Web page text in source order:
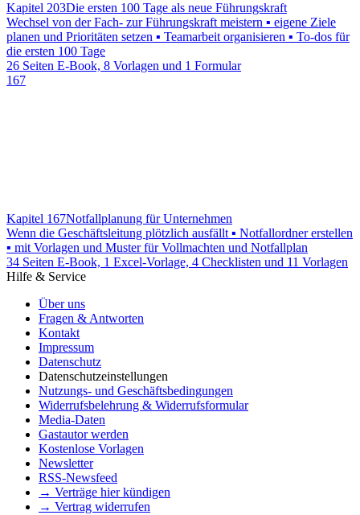
Kapitel 203Die ersten 100 Tage als neue Führungskraft
Wechsel von der Fach- zur Führungskraft meistern ▪ eigene Ziele
planen und Prioritäten setzen ▪ Teamarbeit organisieren ▪ To-dos für
die ersten 100 Tage
26 Seiten E-Book, 8 Vorlagen und 1 Formular
167
Kapitel 167Notfallplanung für Unternehmen
Wenn die Geschäftsleitung plötzlich ausfällt ▪ Notfallordner erstellen
▪ mit Vorlagen und Muster für Vollmachten und Notfallplan
34 Seiten E-Book, 1 Excel-Vorlage, 4 Checklisten und 11 Vorlagen
Hilfe & Service
Über uns
Fragen & Antworten
Kontakt
Impressum
Datenschutz
Datenschutzeinstellungen
Nutzungs- und Geschäftsbedingungen
Widerrufsbelehrung & Widerrufsformular
Media-Daten
Gastautor werden
Kostenlose Vorlagen
Newsletter
RSS-Newsfeed
→ Verträge hier kündigen
→ Vertrag widerrufen